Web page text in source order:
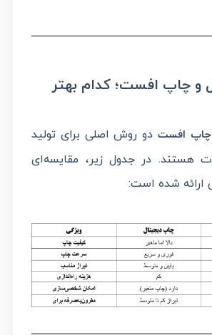
و چاپ افست؛ کدام بهتر
چاپ افست دو روش اصلی برای تولید
هستند. در جدول زیر، مقایسه‌ای
ارائه شده است: